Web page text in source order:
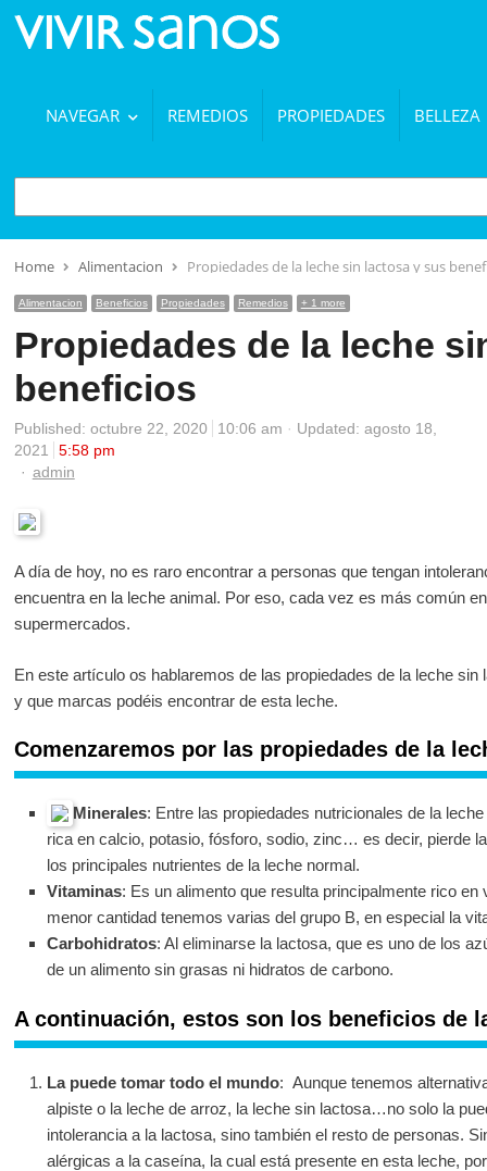
NAVEGAR REMEDIOS PROPIEDADES BELLEZA
BUSCAR
Home Alimentacion Propiedades de la leche sin lactosa y sus
Alimentacion Beneficios Propiedades Remedios + 1 more
Propiedades de la leche
beneficios
Published: octubre 22, 2020 10:06 am
Updated: agosto 18,
2021
5:58 pm
Author
admin
A día de hoy, no es raro encontrar a personas que tengan
encuentra en la leche animal. Por eso, cada vez es más común
supermercados.
En este artículo os hablaremos de las propiedades de la leche
y que marcas podéis encontrar de esta leche.
Comenzaremos por las propiedades de la
Minerales: Entre las propiedades nutricionales de la
rica en calcio, potasio, fósforo, sodio, zinc… es decir, pierde
los principales nutrientes de la leche normal.
Vitaminas: Es un alimento que resulta principalmente rico
menor cantidad tenemos varias del grupo B, en especial la
Carbohidratos: Al eliminarse la lactosa, que es uno de los
de un alimento sin grasas ni hidratos de carbono.
A continuación, estos son los beneficios de
La puede tomar todo el mundo: Aunque tenemos
alpiste o la leche de arroz, la leche sin lactosa…no solo la
intolerancia a la lactosa, sino también el resto de personas.
alérgicas a la caseína, la cual está presente en esta leche,